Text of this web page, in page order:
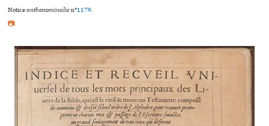
Noticeanthonominalien°1179.
📷